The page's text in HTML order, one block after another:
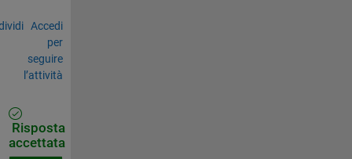
Accedi
per
seguire
l’attività
Risposta
accettata